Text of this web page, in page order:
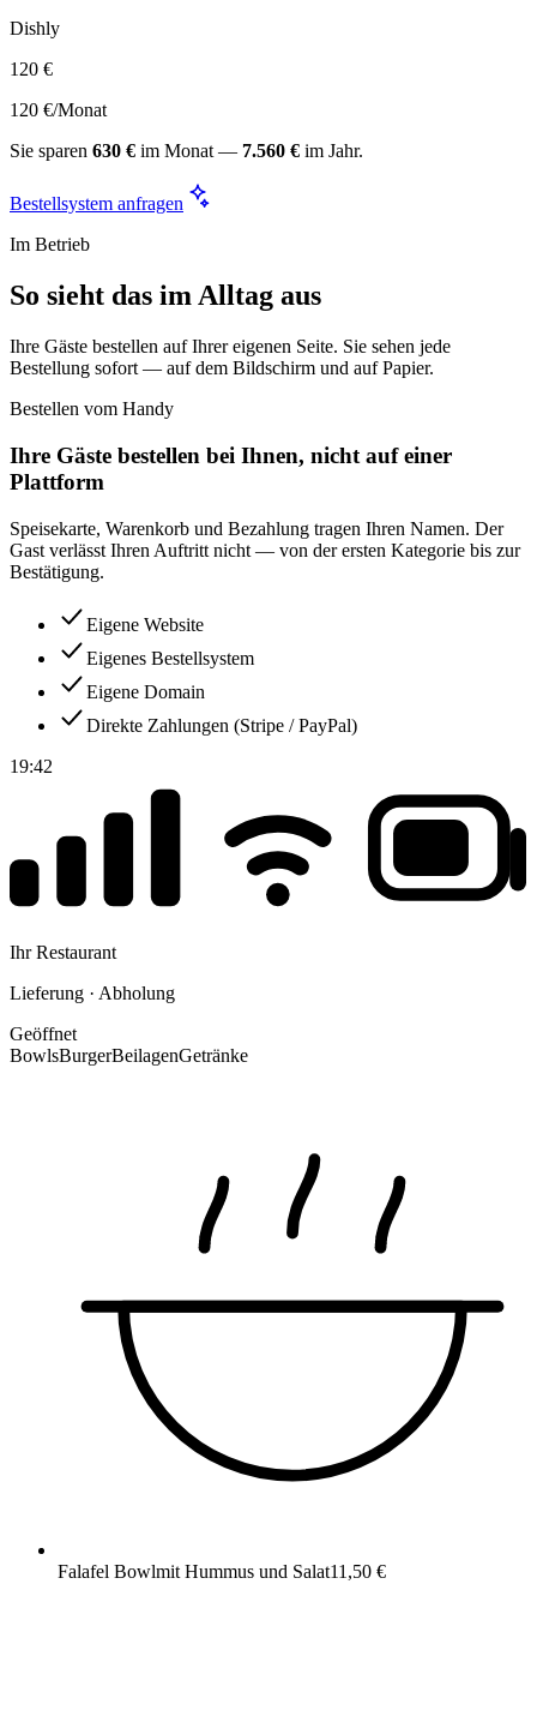
Dishly
120 €
120 €/Monat
Sie sparen 630 € im Monat — 7.560 € im Jahr.
Bestellsystem anfragen
Im Betrieb
So sieht das im Alltag aus
Ihre Gäste bestellen auf Ihrer eigenen Seite. Sie sehen jede
Bestellung sofort — auf dem Bildschirm und auf Papier.
Bestellen vom Handy
Ihre Gäste bestellen bei Ihnen, nicht auf einer
Plattform
Speisekarte, Warenkorb und Bezahlung tragen Ihren Namen. Der
Gast verlässt Ihren Auftritt nicht — von der ersten Kategorie bis zur
Bestätigung.
Eigene Website
Eigenes Bestellsystem
Eigene Domain
Direkte Zahlungen (Stripe / PayPal)
19:42
Ihr Restaurant
Lieferung · Abholung
Geöffnet
BowlsBurgerBeilagenGetränke
Falafel Bowlmit Hummus und Salat11,50 €